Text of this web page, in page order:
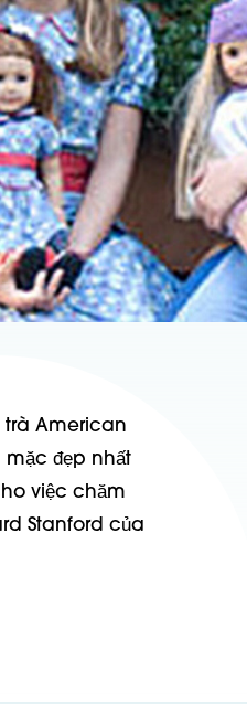
trà American
đẹp nhất
việc chăm
Stanford của